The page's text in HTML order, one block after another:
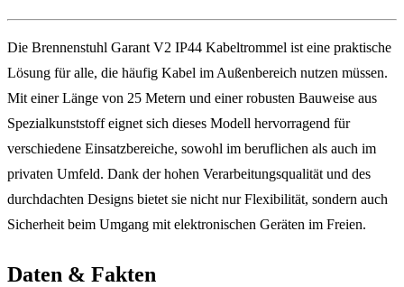
Die Brennenstuhl Garant V2 IP44 Kabeltrommel ist eine praktische
Lösung für alle, die häufig Kabel im Außenbereich nutzen müssen.
Mit einer Länge von 25 Metern und einer robusten Bauweise aus
Spezialkunststoff eignet sich dieses Modell hervorragend für
verschiedene Einsatzbereiche, sowohl im beruflichen als auch im
privaten Umfeld. Dank der hohen Verarbeitungsqualität und des
durchdachten Designs bietet sie nicht nur Flexibilität, sondern auch
Sicherheit beim Umgang mit elektronischen Geräten im Freien.
Daten & Fakten